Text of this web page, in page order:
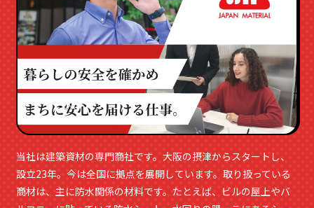
当社は建築資材の専門商社です。大阪の摂津からスタートし、
設立23年。今は全国に拠点を展開しています。取り扱っている
商材は、主に防水関係の材料です。たとえば、ビルの屋上やバ